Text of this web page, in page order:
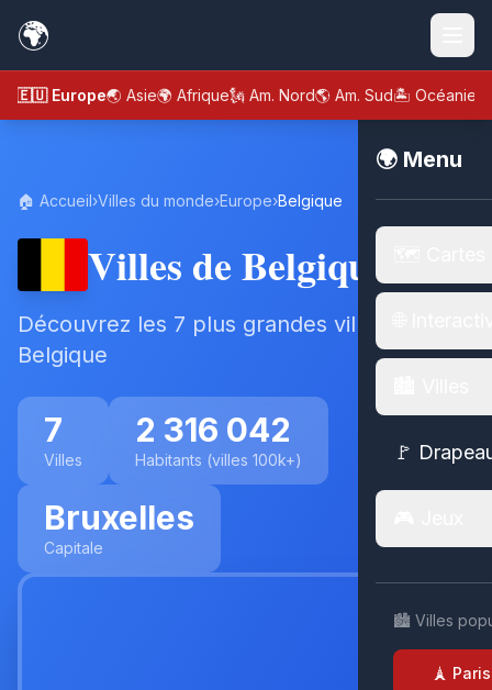
🌍
🇪🇺 Europe🌏 Asie🌍 Afrique🗽 Am. Nord🌎 Am. Sud🏝️ Océanie
🌍 Menu
🚩
🏙️ Villes
🗼 Paris
🏠 Accueil›Villes du monde›Europe›Belgique
Villes de Belgique
Découvrez les 7 plus grandes villes de
Belgique
7
Villes
2 316 042
Habitants (villes 100k+)
Bruxelles
Capitale